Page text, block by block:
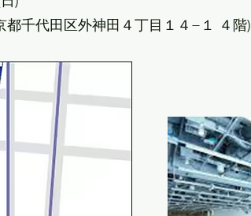
都千代田区外神田４丁目１４−１ ４階)